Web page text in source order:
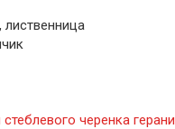
черенка герани